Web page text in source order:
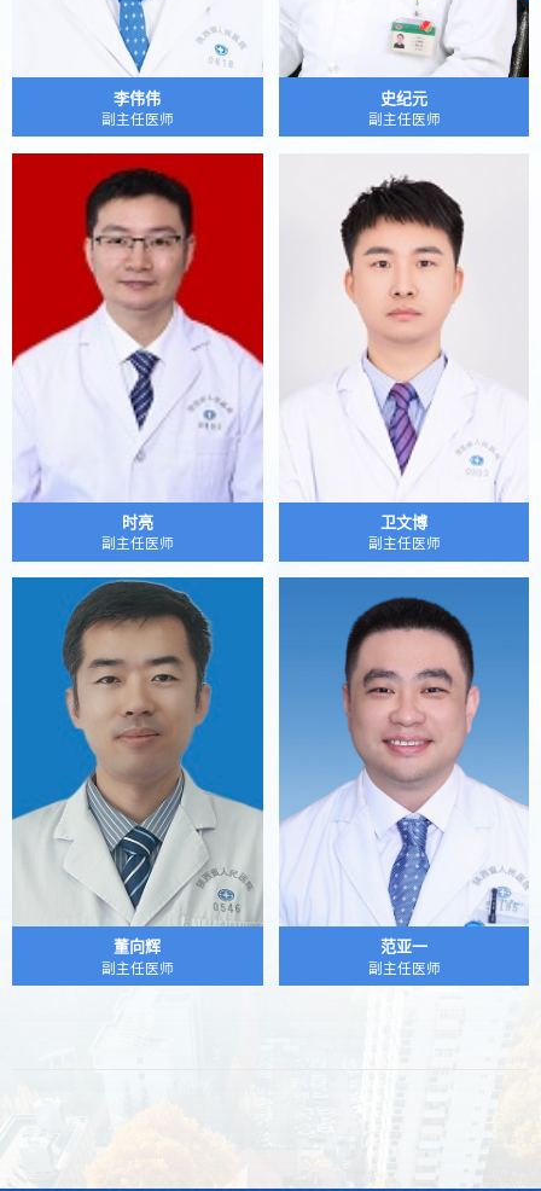
李伟伟
副主任医师
史纪元
副主任医师
时亮
副主任医师
卫文博
副主任医师
董向辉
副主任医师
范亚一
副主任医师